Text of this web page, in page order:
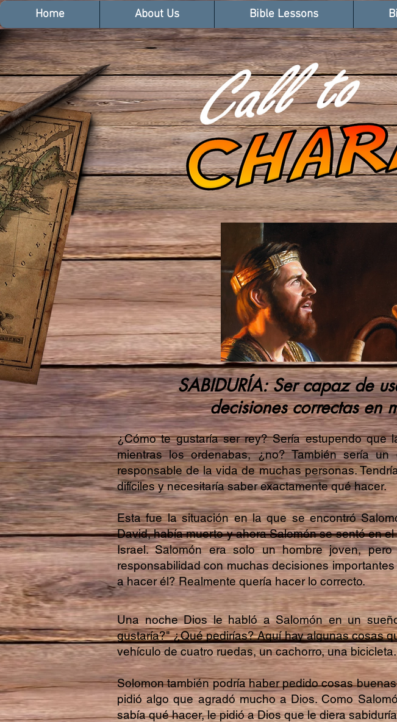
Home About Us Bible Lessons
SABIDURÍA: Ser capaz de
decisiones correctas en
¿Cómo te gustaría ser rey? Sería estupendo que
mientras los ordenabas, ¿no? También sería un
responsable de la vida de muchas personas.
difíciles y necesitaría saber exactamente qué hacer.
Esta fue la situación en la que se encontró
David, había muerto y ahora Salomón se sentó en
Israel. Salomón era solo un hombre joven,
responsabilidad con muchas decisiones
a hacer él? Realmente quería hacer lo correcto.
Una noche Dios le habló a Salomón en un
gustaría?" ¿Qué pedirías? Aquí hay algunas cosas
vehículo de cuatro ruedas, un cachorro, una
Solomon también podría haber pedido cosas
pidió algo que agradó mucho a Dios. Como
sabía qué hacer, le pidió a Dios que le diera